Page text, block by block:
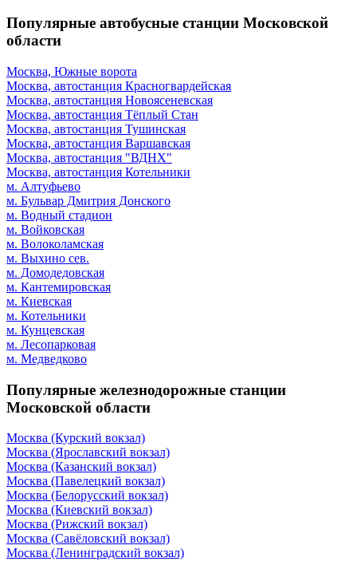
Популярные автобусные станции Московской
области
Москва, Южные ворота
Москва, автостанция Красногвардейская
Москва, автостанция Новоясеневская
Москва, автостанция Тёплый Стан
Москва, автостанция Тушинская
Москва, автостанция Варшавская
Москва, автостанция "ВДНХ"
Москва, автостанция Котельники
м. Алтуфьево
м. Бульвар Дмитрия Донского
м. Водный стадион
м. Войковская
м. Волоколамская
м. Выхино сев.
м. Домодедовская
м. Кантемировская
м. Киевская
м. Котельники
м. Кунцевская
м. Лесопарковая
м. Медведково
Популярные железнодорожные станции
Московской области
Москва (Курский вокзал)
Москва (Ярославский вокзал)
Москва (Казанский вокзал)
Москва (Павелецкий вокзал)
Москва (Белорусский вокзал)
Москва (Киевский вокзал)
Москва (Рижский вокзал)
Москва (Савёловский вокзал)
Москва (Ленинградский вокзал)